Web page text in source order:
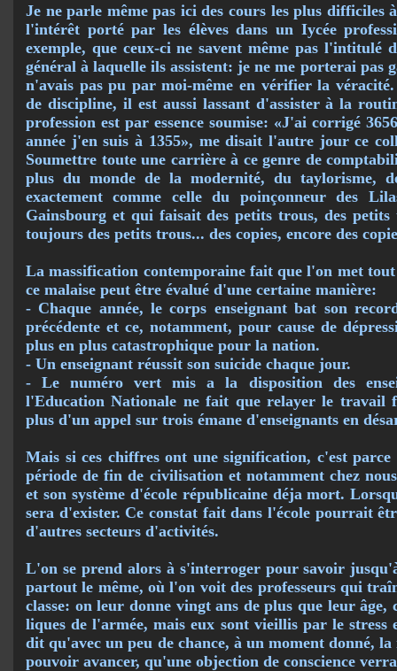
Je ne parle même pas ici des cours les plus difficiles
l'intérêt porté par les élèves dans un Iycée
exemple, que ceux-ci ne savent même pas l'intitulé
général à laquelle ils assistent: je ne me porterai pas
n'avais pas pu par moi-même en vérifier la véra­cité.
de discipline, il est aussi lassant d'assister à la
profes­sion est par essence soumise: «J'ai corrigé
année j'en suis à 1355», me disait l'autre jour ce
Soumettre toute une carrière à ce genre de
plus du monde de la modernité, du taylorisme,
exactement comme celle du poinçonneur des
Gainsbourg et qui faisait des petits trous, des
toujours des petits trous... des copies, encore des
La massification contemporaine fait que l'on met
ce malaise peut être évalué d'une cer­taine manière:
- Chaque année, le corps enseignant bat son
précédente et ce, notamment, pour cause de
plus en plus catastrophique pour la nation.
- Un enseignant réussit son suicide chaque jour.
- Le numéro vert mis a la disposition des
l'Education Nationale ne fait que relayer le travail
plus d'un appel sur trois émane d'enseignants en
Mais si ces chiffres ont une signification, c'est
période de fin de civilisation et notam­ment chez
et son système d'école républicaine déja mort.
sera d'exister. Ce constat fait dans l'école pourrait
d'autres secteurs d'activités.
L'on se prend alors à s'interroger pour savoir
partout le même, où l'on voit des profes­seurs qui
classe: on leur donne vingt ans de plus que leur âge,
liques de l'armée, mais eux sont vieillis par le
dit qu'avec un peu de chance, à un moment donné,
pouvoir avancer, qu'une objection de conscience